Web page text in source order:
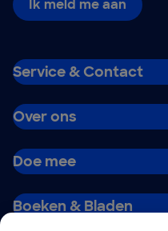
Ik meld me aan
Service & Contact
Over ons
Doe mee
Boeken & Bladen